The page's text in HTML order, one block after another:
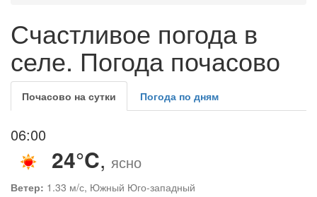
Счастливое погода в
селе. Погода почасово
Почасово на сутки Погода по дням
06:00
24°C, ясно
Ветер: 1.33 м/с, Южный Юго-западный